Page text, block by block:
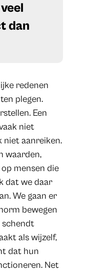
dan
redenen
plegen.
Een
niet
niet aanreiken.
waarden,
mensen die
dat we daar
We gaan er
bewegen
schendt
als wijzelf,
dat hun
Net